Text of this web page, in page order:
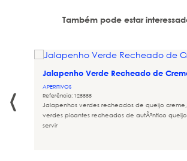
Também pode estar
de
Jalapenho Verde Recheado de
APERITIVOS
Referência: 125555
Jalapenhos verdes recheados de queijo
verdes picantes recheados de autÃªntico
servir
‹